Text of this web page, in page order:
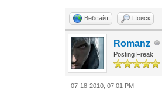
Вебсайт Поиск
Romanz
Posting Freak
07-18-2010, 07:01 PM